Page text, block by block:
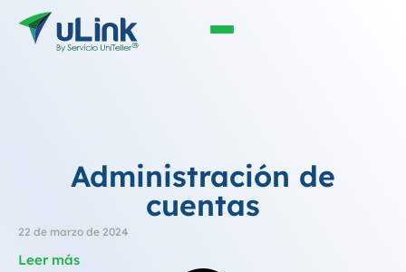
Administración de
cuentas
22 de marzo de 2024
Leer más